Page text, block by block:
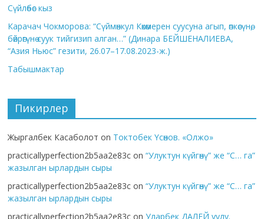
Сүйлөбөс кыз
Карачач Чокморова: “Сүймөнкул Көкөмерен суусуна агып, өпкөсүнө,
бөйрөгүнө суук тийгизип алган…” (Динара БЕЙШЕНАЛИЕВА,
“Азия Ньюс” гезити, 26.07–17.08.2023-ж.)
Табышмактар
Пикирлер
Жыргалбек Касаболот on Токтобек Үсөнов. «Олжо»
practicallyperfection2b5aa2e83c on“Улуктун күйгөнү” же “С… га”
жазылган ырлардын сыры
practicallyperfection2b5aa2e83c on“Улуктун күйгөнү” же “С… га”
жазылган ырлардын сыры
practicallyperfection2b5aa2e83c onУларбек ДАЛЕЙ уулу.